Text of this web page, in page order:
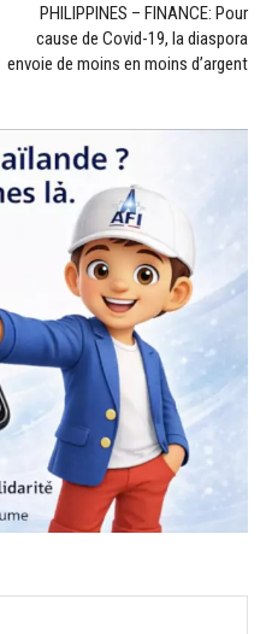
PHILIPPINES – FINANCE: Pour
cause de Covid-19, la diaspora
envoie de moins en moins d’argent